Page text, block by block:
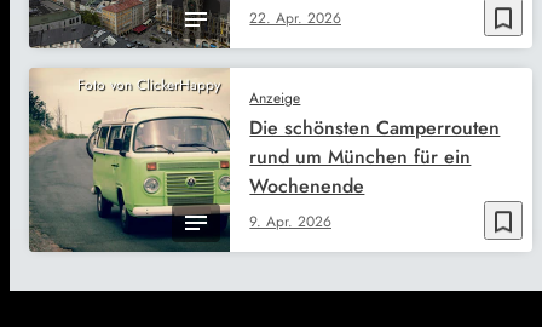
bookmark_border
22. Apr. 2026
Foto von ClickerHappy
bookmark_border
Anzeige
9. Apr. 2026
Die schönsten Camperrouten
rund um München für ein
Wochenende